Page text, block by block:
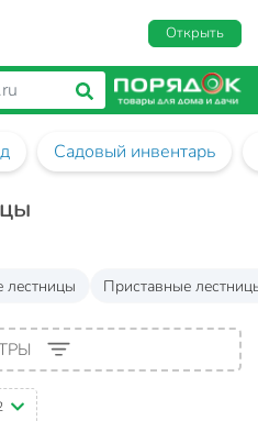
Открыть
Садовый инвентарь
Приставные